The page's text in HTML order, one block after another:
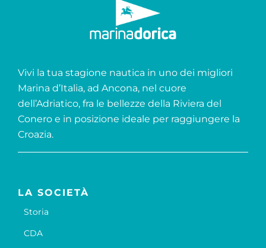
Vivi la tua stagione nautica in uno dei migliori
Marina d’Italia, ad Ancona, nel cuore
dell’Adriatico, fra le bellezze della Riviera del
Conero e in posizione ideale per raggiungere la
Croazia.
LA SOCIETÀ
Storia
CDA